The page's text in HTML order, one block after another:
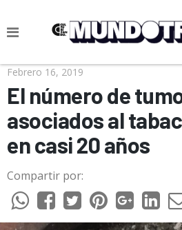
NOTICIAS
CULTURA POP
CIENCIA Y TECNOLOGÍA
VIDA
SOCIEDAD
CULTURIZANDO.COM
Febrero 16, 2019
El número de
asociados al
en casi 20 años
Compartir por: